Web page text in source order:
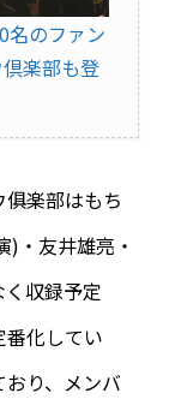
のファン
楽部も登
楽部はもち
)・友井雄亮・
収録予定
化してい
り、メンバ